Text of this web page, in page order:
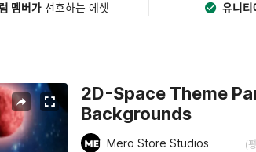
멤버가 선호하는 에셋 유니티
2D-Space Theme
Backgrounds
Mero Store Studios (